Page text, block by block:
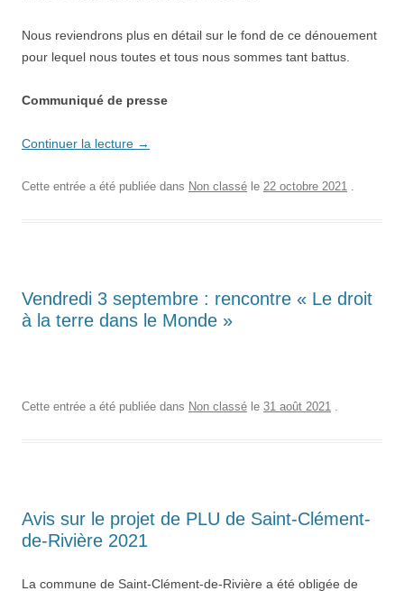
Nous reviendrons plus en détail sur le fond de ce dénouement
pour lequel nous toutes et tous nous sommes tant battus.
Communiqué de presse
Continuer la lecture →
Cette entrée a été publiée dans Non classé le 22 octobre 2021 .
Vendredi 3 septembre : rencontre « Le droit
à la terre dans le Monde »
Cette entrée a été publiée dans Non classé le 31 août 2021 .
Avis sur le projet de PLU de Saint-Clément-
de-Rivière 2021
La commune de Saint-Clément-de-Rivière a été obligée de